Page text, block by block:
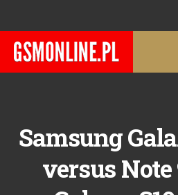
Samsung
versus